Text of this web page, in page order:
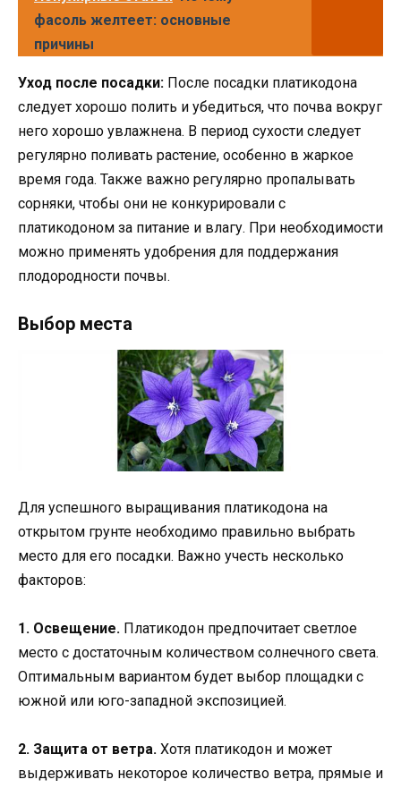
фасоль желтеет: основные
причины
Уход после посадки: После посадки платикодона
следует хорошо полить и убедиться, что почва вокруг
него хорошо увлажнена. В период сухости следует
регулярно поливать растение, особенно в жаркое
время года. Также важно регулярно пропалывать
сорняки, чтобы они не конкурировали с
платикодоном за питание и влагу. При необходимости
можно применять удобрения для поддержания
плодородности почвы.
Выбор места
Для успешного выращивания платикодона на
открытом грунте необходимо правильно выбрать
место для его посадки. Важно учесть несколько
факторов:
1. Освещение. Платикодон предпочитает светлое
место с достаточным количеством солнечного света.
Оптимальным вариантом будет выбор площадки с
южной или юго-западной экспозицией.
2. Защита от ветра. Хотя платикодон и может
выдерживать некоторое количество ветра, прямые и